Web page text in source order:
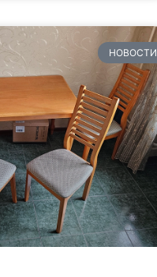
НОВОСТИ